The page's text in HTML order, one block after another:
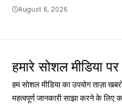
August 6, 2026
हमारे सोशल मीडिया
हम सोशल मीडिया का उपयोग ताज़ा
महत्वपूर्ण जानकारी साझा करने के लिए